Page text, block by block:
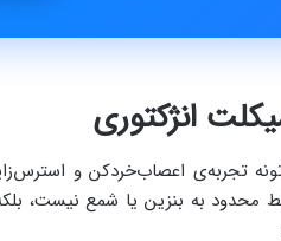
انژکتوری
تجربه‌ی اعصاب‌خردکن و
محدود به بنزین یا شمع نیست،